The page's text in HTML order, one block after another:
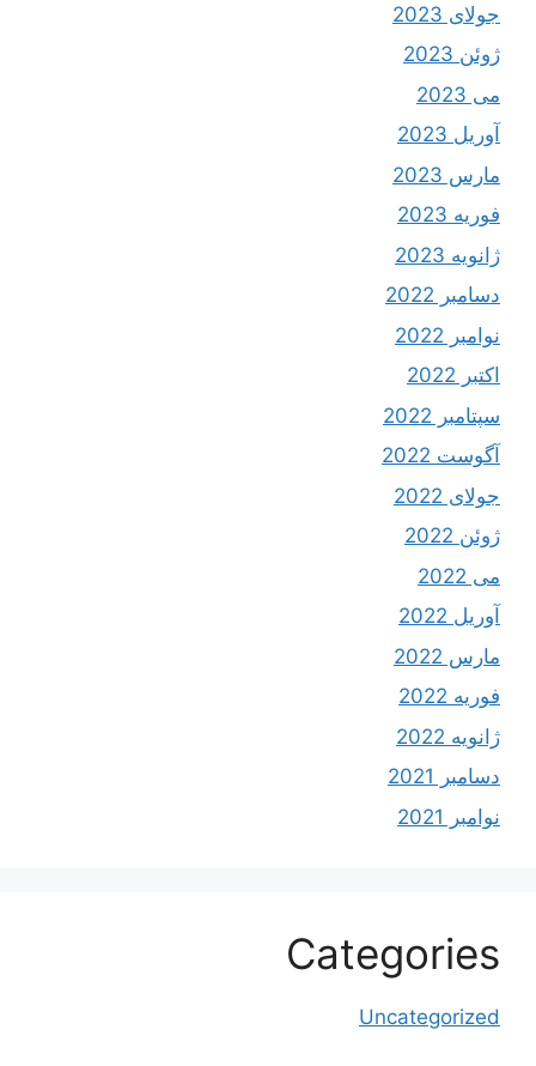
جولای 2023
ژوئن 2023
می 2023
آوریل 2023
مارس 2023
فوریه 2023
ژانویه 2023
دسامبر 2022
نوامبر 2022
اکتبر 2022
سپتامبر 2022
آگوست 2022
جولای 2022
ژوئن 2022
می 2022
آوریل 2022
مارس 2022
فوریه 2022
ژانویه 2022
دسامبر 2021
نوامبر 2021
Categories
Uncategorized